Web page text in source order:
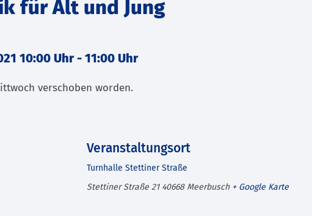
für Alt und Jung
10:00 Uhr- 11:00 Uhr
verschoben worden.
Veranstaltungsort
Turnhalle Stettiner Straße
Stettiner Straße 21 40668 Meerbusch + Google Karte